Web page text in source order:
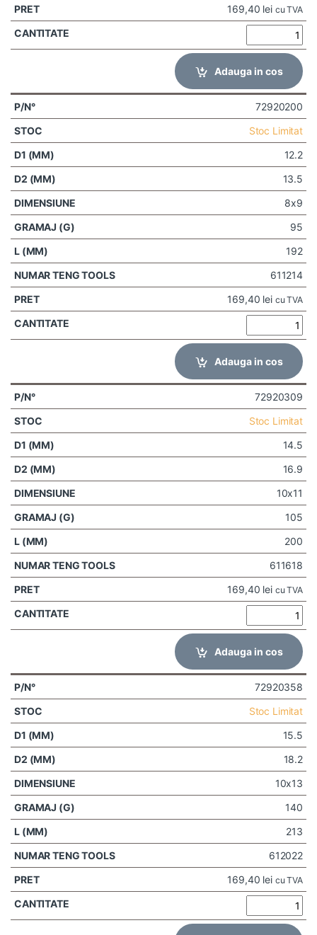
169,40 lei cu TVA
Adauga in cos
72920200
Stoc Limitat
12.2
13.5
8x9
95
192
611214
169,40 lei cu TVA
Adauga in cos
72920309
Stoc Limitat
14.5
16.9
10x11
105
200
611618
169,40 lei cu TVA
Adauga in cos
72920358
Stoc Limitat
15.5
18.2
10x13
140
213
612022
169,40 lei cu TVA